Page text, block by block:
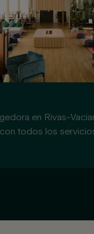
en Rivas-
todos los